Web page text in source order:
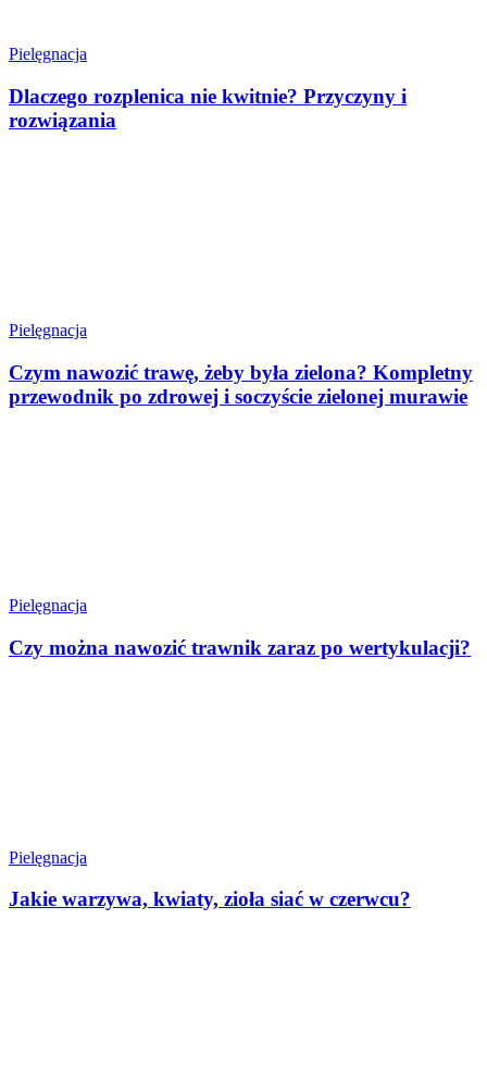
Pielęgnacja
Dlaczego rozplenica nie kwitnie? Przyczyny i
rozwiązania
Pielęgnacja
Czym nawozić trawę, żeby była zielona? Kompletny
przewodnik po zdrowej i soczyście zielonej murawie
Pielęgnacja
Czy można nawozić trawnik zaraz po wertykulacji?
Pielęgnacja
Jakie warzywa, kwiaty, zioła siać w czerwcu?